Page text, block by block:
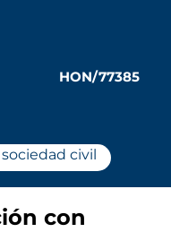
HON/77385
civil
con